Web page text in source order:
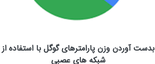
بدست آوردن وزن پارامترهای گوگل با استفاده از
شبکه های عصبی